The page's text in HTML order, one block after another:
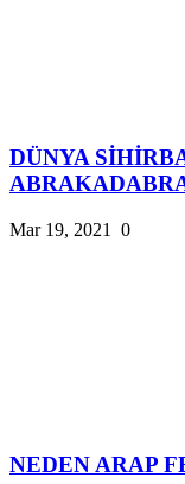
DÜNYA
Mar 19, 2021 0
NEDEN ARAP